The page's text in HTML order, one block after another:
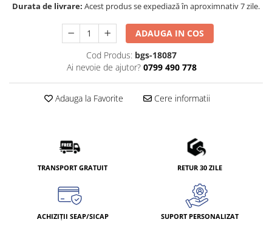
Durata de livrare: Acest produs se expediază în aproximnativ 7 zile.
ADAUGA IN COS
Cod Produs: bgs-18087
Ai nevoie de ajutor? 0799 490 778
Adauga la Favorite Cere informatii
TRANSPORT GRATUIT RETUR 30 ZILE
ACHIZIȚII SEAP/SICAP SUPORT PERSONALIZAT